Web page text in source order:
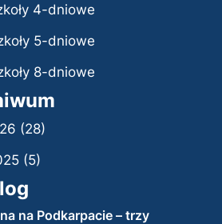
4-dniowe
5-dniowe
8-dniowe
(28)
(5)
na Podkarpacie – trzy